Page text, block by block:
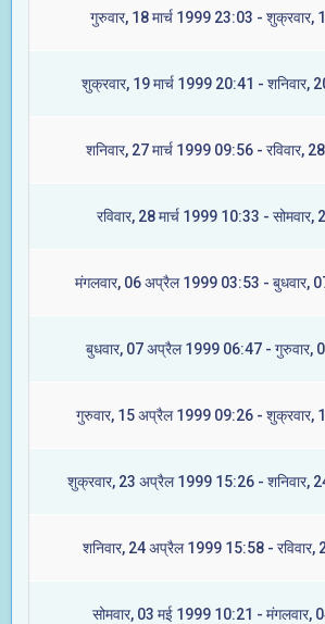
गुरुवार, 18 मार्च 1999 23:03 - शुक्रवार,
शुक्रवार, 19 मार्च 1999 20:41 - शनिवार,
शनिवार, 27 मार्च 1999 09:56 - रविवार,
रविवार, 28 मार्च 1999 10:33 - सोमवार,
मंगलवार, 06 अप्रैल 1999 03:53 - बुधवार,
बुधवार, 07 अप्रैल 1999 06:47 - गुरुवार,
गुरुवार, 15 अप्रैल 1999 09:26 - शुक्रवार,
शुक्रवार, 23 अप्रैल 1999 15:26 - शनिवार,
शनिवार, 24 अप्रैल 1999 15:58 -
सोमवार, 03 मई 1999 10:21 - मंगलवार,